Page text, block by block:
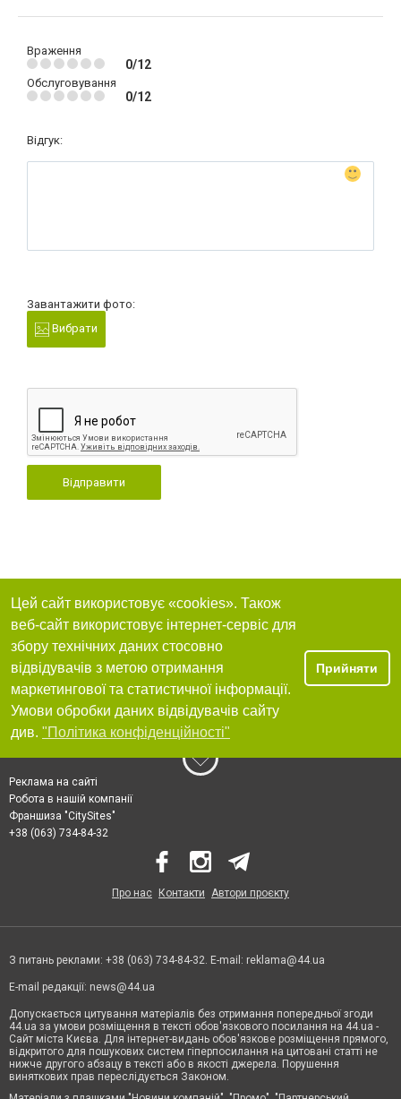
Враження
0/12
Обслуговування
0/12
Відгук:
Завантажити фото:
Вибрати
Відправити
Цей сайт використовує «cookies». Також
веб-сайт використовує інтернет-сервіс для
збору технічних даних стосовно
відвідувачів з метою отримання
маркетингової та статистичної інформації.
Умови обробки даних відвідувачів сайту
див. "Політика конфіденційності"
Прийняти
Реклама на сайті
Робота в нашій компанії
Франшиза "CitySites"
+38 (063) 734-84-32
Про нас Контакти Автори проєкту
З питань реклами: +38 (063) 734-84-32. E-mail: reklama@44.ua
E-mail редакції: news@44.ua
Допускається цитування матеріалів без отримання попередньої згоди
44.ua за умови розміщення в тексті обов'язкового посилання на 44.ua -
Сайт міста Києва. Для інтернет-видань обов'язкове розміщення прямого,
відкритого для пошукових систем гіперпосилання на цитовані статті не
нижче другого абзацу в тексті або в якості джерела. Порушення
виняткових прав переслідується Законом.